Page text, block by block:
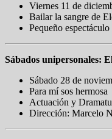
Viernes 11 de
Bailar la sangre de
Pequeño
Sábados unipersonales:
Sábado 28 de
Para mí sos hermosa
Actuación y
Dirección: Marcelo